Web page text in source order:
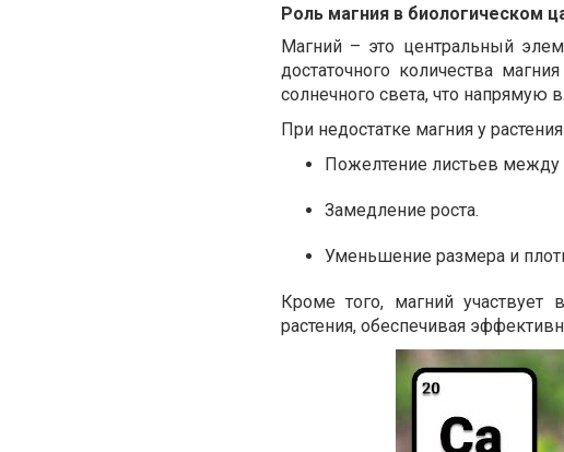
Роль магния в биологическом
Магний – это центральный
достаточного количества
солнечного света, что напрямую
При недостатке магния у
Пожелтение листьев между
Замедление роста.
Уменьшение размера и
Кроме того, магний участвует
растения, обеспечивая